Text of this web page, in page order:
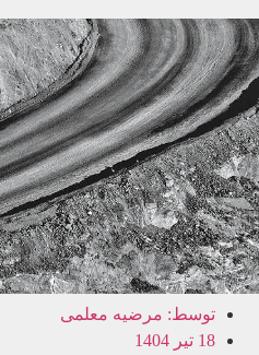
توسط: مرضیه معلمی
18 تیر 1404